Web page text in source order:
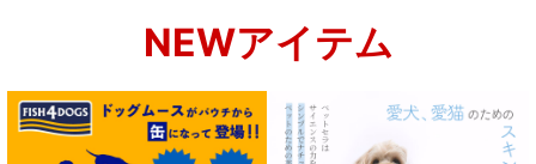
NEWアイテム